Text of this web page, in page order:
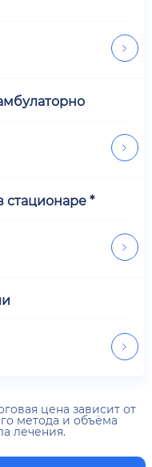
стационаре *
цена зависит от
метода и объёма
лечения.